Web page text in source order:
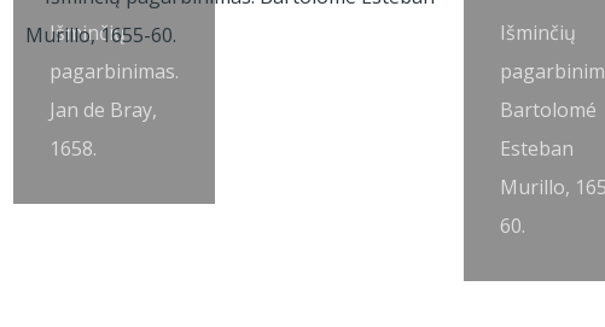
Išminčių
pagarbinimas.
Jan de Bray,
1658.
Išminčių
Bartolomé
Esteban
Murillo,
60.